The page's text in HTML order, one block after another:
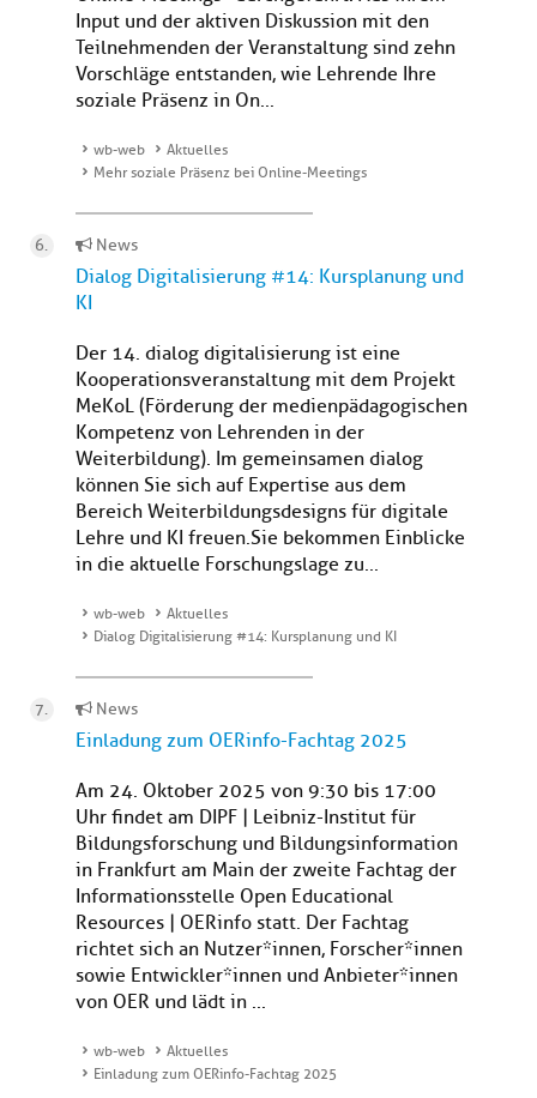
Input und der aktiven Diskussion mit den
Teilnehmenden der Veranstaltung sind zehn
Vorschläge entstanden, wie Lehrende Ihre
soziale Präsenz in On...
wb-web
Aktuelles
Mehr soziale Präsenz bei Online-Meetings
News
Dialog Digitalisierung #14: Kursplanung und
KI
Der 14. dialog digitalisierung ist eine
Kooperationsveranstaltung mit dem Projekt
MeKoL (Förderung der medienpädagogischen
Kompetenz von Lehrenden in der
Weiterbildung). Im gemeinsamen dialog
können Sie sich auf Expertise aus dem
Bereich Weiterbildungsdesigns für digitale
Lehre und KI freuen.Sie bekommen Einblicke
in die aktuelle Forschungslage zu...
wb-web
Aktuelles
Dialog Digitalisierung #14: Kursplanung und KI
News
Einladung zum OERinfo-Fachtag 2025
Am 24. Oktober 2025 von 9:30 bis 17:00
Uhr findet am DIPF | Leibniz-Institut für
Bildungsforschung und Bildungsinformation
in Frankfurt am Main der zweite Fachtag der
Informationsstelle Open Educational
Resources | OERinfo statt. Der Fachtag
richtet sich an Nutzer*innen, Forscher*innen
sowie Entwickler*innen und Anbieter*innen
von OER und lädt in ...
wb-web
Aktuelles
Einladung zum OERinfo-Fachtag 2025